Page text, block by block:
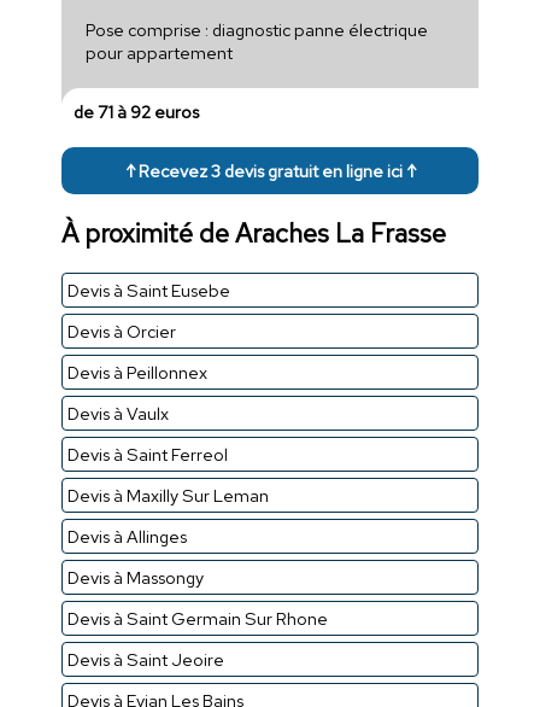
Pose comprise : diagnostic panne électrique
pour appartement
de 71 à 92 euros
↑ Recevez 3 devis gratuit en ligne ici ↑
À proximité de Araches La Frasse
Devis à Saint Eusebe
Devis à Orcier
Devis à Peillonnex
Devis à Vaulx
Devis à Saint Ferreol
Devis à Maxilly Sur Leman
Devis à Allinges
Devis à Massongy
Devis à Saint Germain Sur Rhone
Devis à Saint Jeoire
Devis à Evian Les Bains